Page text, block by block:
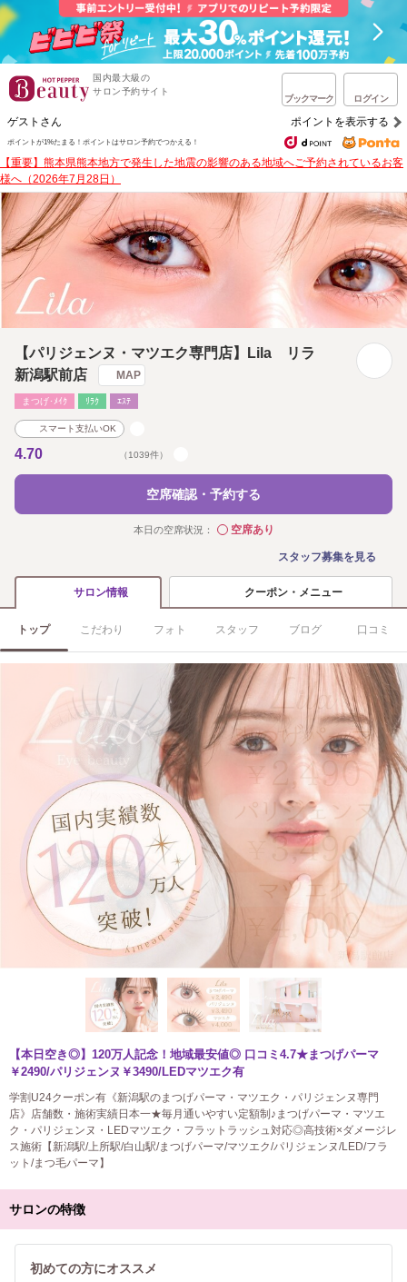
国内最大級の
サロン予約サイト
ブックマーク ログイン
ゲストさん ポイントを表示する
ポイントが1%たまる！ ポイントはサロン予約でつかえる！
【重要】熊本県熊本地方で発生した地震の影響のある地域へご予約されているお客
様へ（2026年7月28日）
【パリジェンヌ・マツエク専門店】Lila リラ
新潟駅前店
MAP
まつげ･ﾒｲｸ ﾘﾗｸ ｴｽﾃ
スマート支払いOK
4.70 （1039件）
空席確認・予約する
本日の空席状況： ◯空席あり
スタッフ募集を見る
サロン情報 クーポン・メニュー
トップ こだわり フォト スタッフ ブログ 口コミ
【本日空き◎】120万人記念！地域最安値◎ 口コミ4.7★まつげパーマ
￥2490/パリジェンヌ￥3490/LEDマツエク有
学割U24クーポン有《新潟駅のまつげパーマ・マツエク・パリジェンヌ専門
店》店舗数・施術実績日本一★毎月通いやすい定額制♪まつげパーマ・マツエ
ク・パリジェンヌ・LEDマツエク・フラットラッシュ対応◎高技術×ダメージレ
ス施術【新潟駅/上所駅/白山駅/まつげパーマ/マツエク/パリジェンヌ/LED/フラ
ット/まつ毛パーマ】
サロンの特徴
初めての方にオススメ